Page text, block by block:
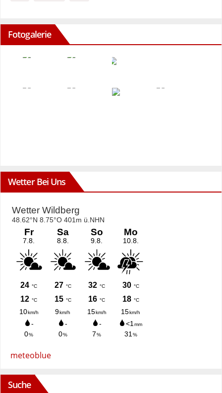
Fotogalerie
Wetter Bei Uns
meteoblue
Suche